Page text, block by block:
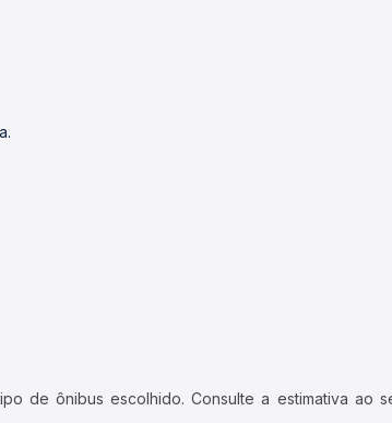
de ônibus escolhido. Consulte a estimativa ao